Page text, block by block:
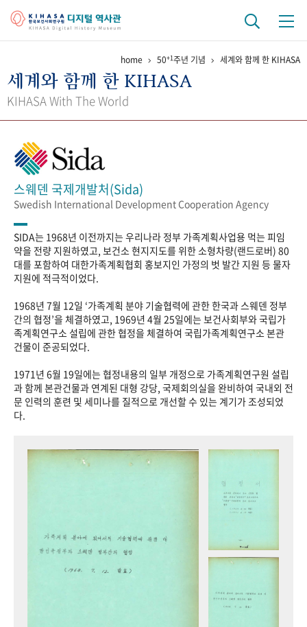
걸어온 길 기관 변천사 역대 기관장
정책과 연구 키워드로 보는 연구 역사
간행물 변천사
기록물 아카이브
사진 아카이브 문서 기록물 행정박물 영상 기록물
성과 50선 숫자로 보는 50년 50+1주년 광장
세계와 함께 한 KIHASA
VR 역사관
home 50+1주년 기념 세계와 함께 한 KIHASA
세계와 함께 한 KIHASA
KIHASA With The World
스웨덴 국제개발처(Sida)
Swedish International Development Cooperation Agency
SIDA는 1968년 이전까지는 우리나라 정부 가족계획사업용 먹는 피임
약을 전량 지원하였고, 보건소 현지지도를 위한 소형차량(랜드로버) 80
대를 포함하여 대한가족계획협회 홍보지인 가정의 벗 발간 지원 등 물자
지원에 적극적이었다.
1968년 7월 12일 ‘가족계획 분야 기술협력에 관한 한국과 스웨덴 정부
간의 협정’을 체결하였고, 1969년 4월 25일에는 보건사회부와 국립가
족계획연구소 설립에 관한 협정을 체결하여 국립가족계획연구소 본관
건물이 준공되었다.
1971년 6월 19일에는 협정내용의 일부 개정으로 가족계획연구원 설립
과 함께 본관건물과 연계된 대형 강당, 국제회의실을 완비하여 국내외 전
문 인력의 훈련 및 세미나를 질적으로 개선할 수 있는 계기가 조성되었
다.